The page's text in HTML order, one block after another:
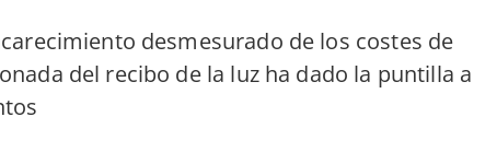
desmesurado de los costes de
del recibo de la luz ha dado la puntilla a